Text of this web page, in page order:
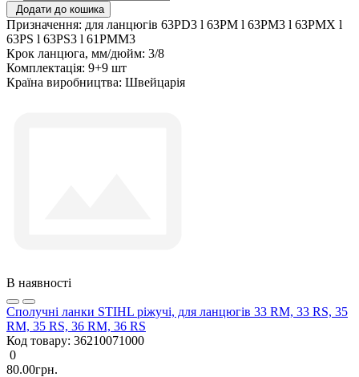
Додати до кошика
Призначення: для ланцюгів 63PD3 l 63PM l 63PM3 l 63PMX l
63PS l 63PS3 l 61PMM3
Крок ланцюга, мм/дюйм: 3/8
Комплектація: 9+9 шт
Країна виробництва: Швейцарія
В наявності
Сполучні ланки STIHL ріжучі, для ланцюгів 33 RM, 33 RS, 35
RM, 35 RS, 36 RM, 36 RS
Код товару: 36210071000
0
80.00грн.